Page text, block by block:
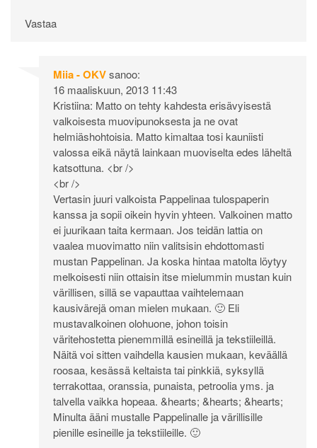
Vastaa
Miia - OKVsanoo:
16 maaliskuun, 2013 11:43
Kristiina: Matto on tehty kahdesta erisävyisestä
valkoisesta muovipunoksesta ja ne ovat
helmiäshohtoisia. Matto kimaltaa tosi kauniisti
valossa eikä näytä lainkaan muoviselta edes läheltä
katsottuna. <br />
<br />
Vertasin juuri valkoista Pappelinaa tulospaperin
kanssa ja sopii oikein hyvin yhteen. Valkoinen matto
ei juurikaan taita kermaan. Jos teidän lattia on
vaalea muovimatto niin valitsisin ehdottomasti
mustan Pappelinan. Ja koska hintaa matolta löytyy
melkoisesti niin ottaisin itse mielummin mustan kuin
värillisen, sillä se vapauttaa vaihtelemaan
kausivärejä oman mielen mukaan. 🙂 Eli
mustavalkoinen olohuone, johon toisin
väritehostetta pienemmillä esineillä ja tekstiileillä.
Näitä voi sitten vaihdella kausien mukaan, keväällä
roosaa, kesässä keltaista tai pinkkiä, syksyllä
terrakottaa, oranssia, punaista, petroolia yms. ja
talvella vaikka hopeaa. &hearts; &hearts; &hearts;
Minulta ääni mustalle Pappelinalle ja värillisille
pienille esineille ja tekstiileille. 🙂